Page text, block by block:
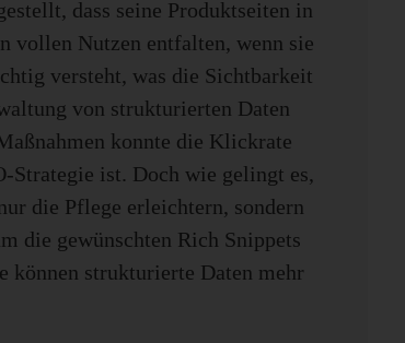
dass seine Produktseiten in
vollen Nutzen entfalten, wenn sie
versteht, was die Sichtbarkeit
von strukturierten Daten
konnte die Klickrate
Strategie ist. Doch wie gelingt es,
die Pflege erleichtern, sondern
die gewünschten Rich Snippets
können strukturierte Daten mehr